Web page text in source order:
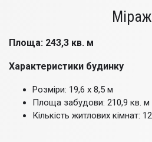
Міраж
Площа: 243,3 кв. м
Характеристики будинку
Розміри: 19,6 х 8,5 м
Площа забудови: 210,9 кв. м
Кількість житлових кімнат: 12